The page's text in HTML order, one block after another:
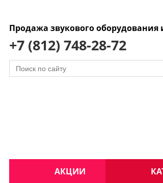
Продажа звукового
+7 (812) 748-28-72
АКЦИИ